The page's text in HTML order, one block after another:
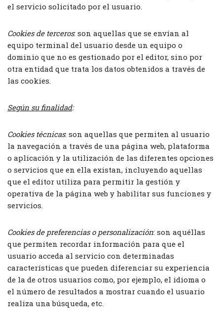
el servicio solicitado por el usuario.
Cookies de terceros: son aquellas que se envían al
equipo terminal del usuario desde un equipo o
dominio que no es gestionado por el editor, sino por
otra entidad que trata los datos obtenidos a través de
las cookies.
Según su finalidad:
Cookies técnicas: son aquellas que permiten al usuario
la navegación a través de una página web, plataforma
o aplicación y la utilización de las diferentes opciones
o servicios que en ella existan, incluyendo aquellas
que el editor utiliza para permitir la gestión y
operativa de la página web y habilitar sus funciones y
servicios.
Cookies de preferencias o personalización: son aquéllas
que permiten recordar información para que el
usuario acceda al servicio con determinadas
características que pueden diferenciar su experiencia
de la de otros usuarios como, por ejemplo, el idioma o
el número de resultados a mostrar cuando el usuario
realiza una búsqueda, etc.